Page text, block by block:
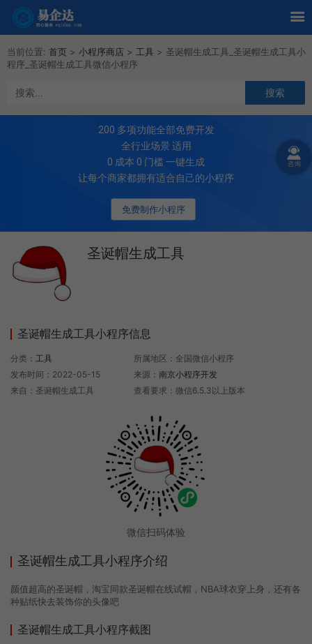
当前位置: 首页 > 小程序商店 > 工具 > 圣诞帽生成工具_圣诞帽生成工具小
程序_圣诞帽生成工具微信小程序
免费制作小程序
200 多项功能全部免费开发
全行业场景 适用
0 成本 0 门槛 一键生成
让每个商家都拥有适合自己的小程序
圣诞帽生成工具
圣诞帽生成工具小程序信息
分类： 工具
发布时间：2022-05-15
来自：圣诞帽生成工具
所属地区：全国微信小程序
来源： 南京小程序开发
查看要求：微信6.5.3以上版本
微信扫码体验
圣诞帽生成工具小程序介绍
颜值超高的圣诞帽，淘宝同款圣诞帽在线试帽，NBA球衣穿上身，还有各
种贴纸快去装饰你的头像吧
圣诞帽生成工具小程序截图